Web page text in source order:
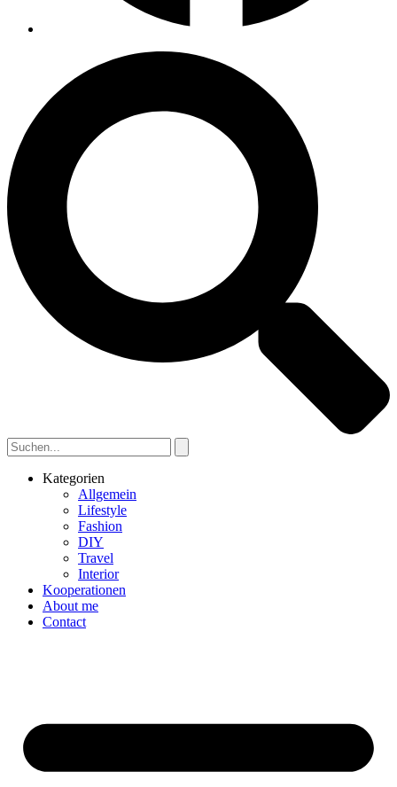
Kategorien
Allgemein
Lifestyle
Fashion
DIY
Travel
Interior
Kooperationen
About me
Contact